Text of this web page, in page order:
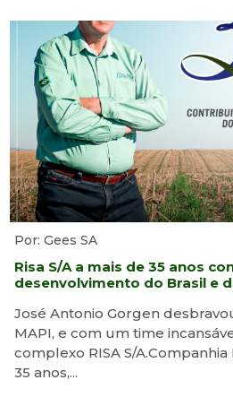
Por: Gees SA
Risa S/A a mais de 35 anos
desenvolvimento do Brasil e
José Antonio Gorgen
MAPI, e com um time
complexo RISA S/
35 anos,...